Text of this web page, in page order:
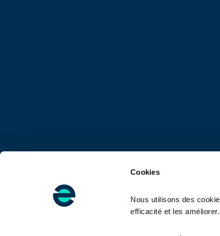
Cookies
Nous utilisons des
efficacité et les